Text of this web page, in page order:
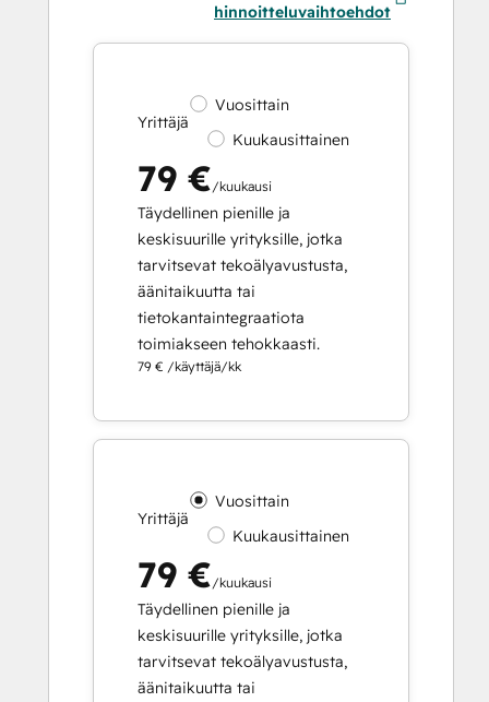
hinnoitteluvaihtoehdot
Yrittäjä
Vuosittain
Kuukausittainen
79 €/kuukausi
Täydellinen pienille ja
keskisuurille yrityksille, jotka
tarvitsevat tekoälyavustusta,
äänitaikuutta tai
tietokantaintegraatiota
toimiakseen tehokkaasti.
79 € /käyttäjä/kk
Yrittäjä
Vuosittain
Kuukausittainen
79 €/kuukausi
Täydellinen pienille ja
keskisuurille yrityksille, jotka
tarvitsevat tekoälyavustusta,
äänitaikuutta tai